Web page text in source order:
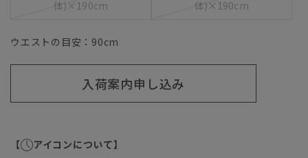
体)×190cm
体)×190cm
ウエストの目安： 90cm
入荷案内申し込み
【 アイコンについて】